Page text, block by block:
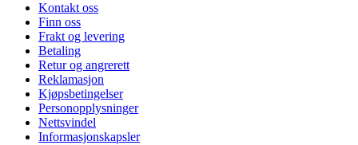
Kontakt oss
Finn oss
Frakt og levering
Betaling
Retur og angrerett
Reklamasjon
Kjøpsbetingelser
Personopplysninger
Nettsvindel
Informasjonskapsler